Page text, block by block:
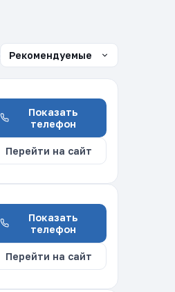
Показать
телефон
Перейти на сайт
Показать
телефон
Перейти на сайт